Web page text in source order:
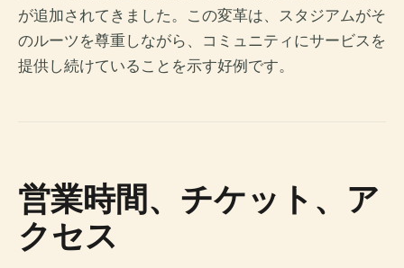
が追加されてきました。この変革は、スタジアムがそ
のルーツを尊重しながら、コミュニティにサービスを
提供し続けていることを示す好例です。
営業時間、チケット、ア
クセス